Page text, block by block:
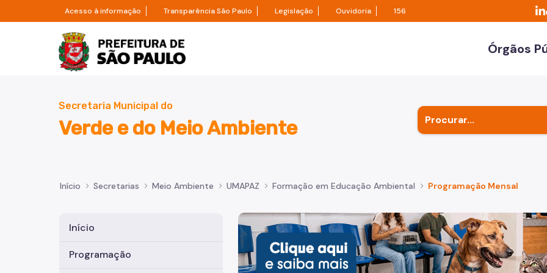
Pular para o Conteúdo principal
Acesso à informação Divisor de acesso à informação
Transparência São Paulo Divisor de transparência São Paulo
Legislação Legislação
Ouvidoria Ouvidoria
156
Prefeitura de São Paulo Órgãos
Outros
Secretaria Municipal do
Verde e do Meio Ambiente
Início Secretarias Meio Ambiente UMAPAZ Formação em Educação Ambiental Programação Mensal
Início
Programação
Imagem de um cachorro caramelo e uma gata rajada, olhando para